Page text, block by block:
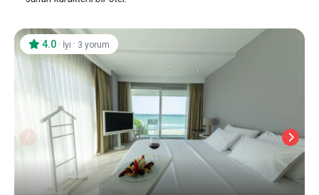
4.0 · İyi · 3 yorum